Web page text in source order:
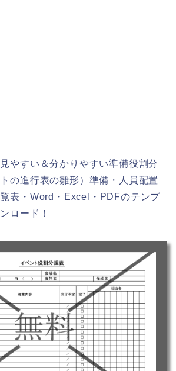
やすい＆分かりやすい準備役割分
の進行表の雛形）準備・人員配置
表・Word・Excel・PDFのテンプ
ロード！